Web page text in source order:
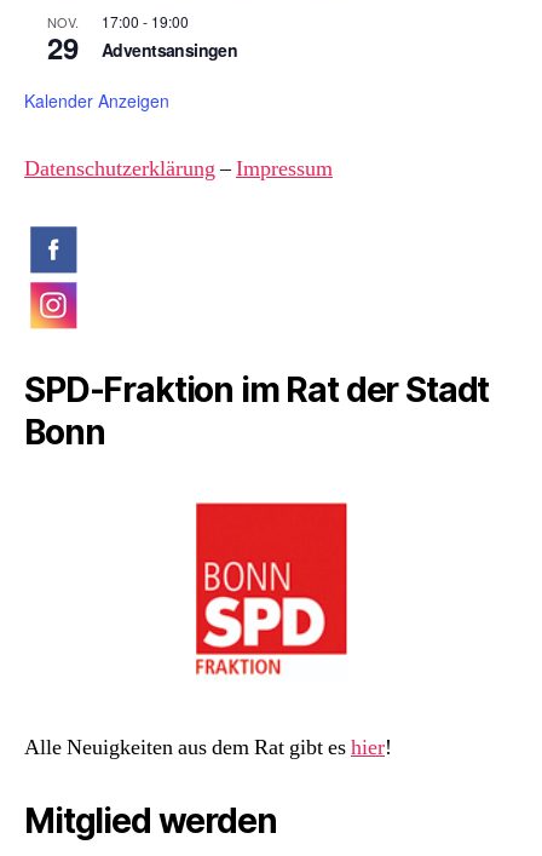
NOV.
29
17:00 - 19:00
Adventsansingen
Kalender Anzeigen
Datenschutzerklärung–Impressum
SPD-Fraktion im Rat der Stadt
Bonn
Alle Neuigkeiten aus dem Rat gibt eshier!
Mitglied werden